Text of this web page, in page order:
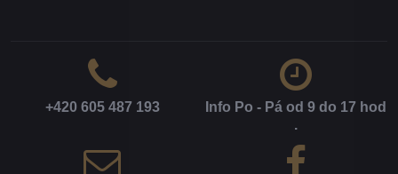
+420 605 487 193
Info Po - Pá od 9 do 17 hod​
.